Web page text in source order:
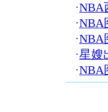
·NBA
·NBA
·NBA
·星嫂
·NBA